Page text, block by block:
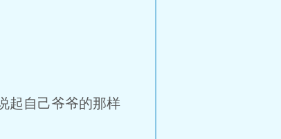
起自己爷爷的那样